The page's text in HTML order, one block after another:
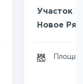
Участок
Новое